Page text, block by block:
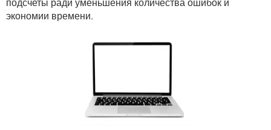
YANDEX
WINDOWS 10 ВКОНТАКТЕ
FACEBOOK
подсчеты ради уменьшения количества ошибок и
экономии времени.